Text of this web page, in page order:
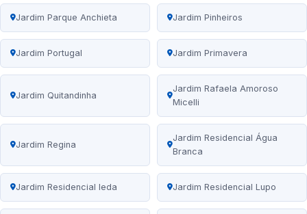
Jardim Parque Anchieta Jardim Pinheiros
Jardim Portugal Jardim Primavera
Jardim Quitandinha
Jardim Rafaela Amoroso
Micelli
Jardim Regina
Jardim Residencial Água
Branca
Jardim Residencial Ieda Jardim Residencial Lupo